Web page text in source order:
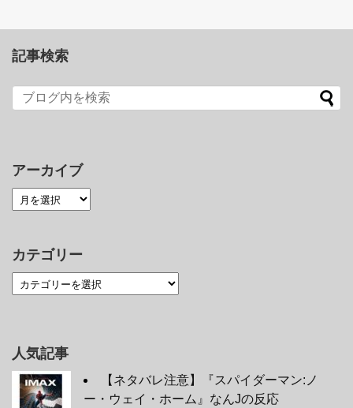
記事検索
アーカイブ
カテゴリー
人気記事
【ネタバレ注意】『スパイダーマン:ノ
ー・ウェイ・ホーム』なんJの反応